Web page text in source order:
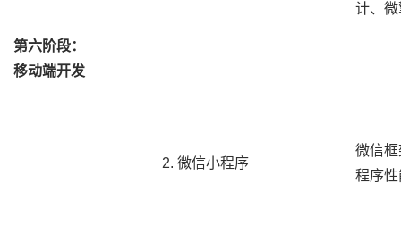
第六阶段：
移动端开发
计、
2. 微信小程序
微信
程序